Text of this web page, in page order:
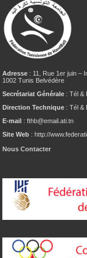
Adresse : 11, Rue 1er juin –
1002 Tunis Belvédère
Secrétariat Générale : Tél &
Direction Technique : Tél &
E-mail : fthb@email.ati.tn
Site Web : http://
Nous Contacter